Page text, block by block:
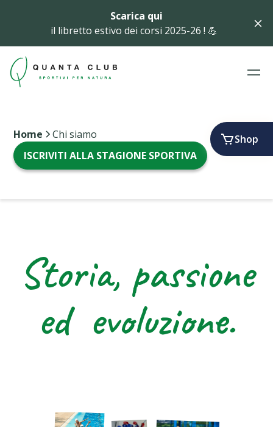
Scarica qui
il libretto estivo dei corsi 2025-26 ! 💪
Shop
Home
Chi siamo
ISCRIVITI ALLA STAGIONE SPORTIVA
Storia, passione
ed evoluzione.